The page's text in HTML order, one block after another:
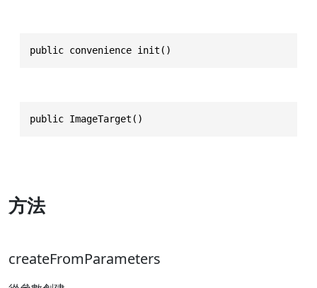
public convenience init()
public ImageTarget()
方法
createFromParameters